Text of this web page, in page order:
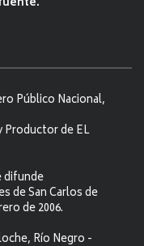
Público Nacional,
de EL
difunde
de San Carlos de
de 2006.
Río Negro -